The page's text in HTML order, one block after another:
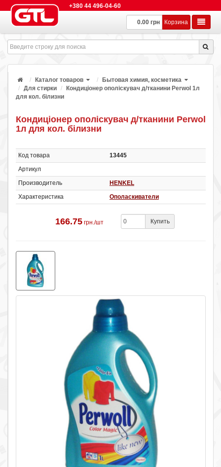
+380 44 496-04-60
0.00 грн Корзина
Каталог товаров
Бытовая химия, косметика
Для стирки
Кондиціонер ополіскувач д/тканини Perwol 1л
для кол. білизни
Кондиціонер ополіскувач д/тканини Perwol
1л для кол. білизни
Код товара
13445
Артикул
Производитель
HENKEL
Характеристика
Ополаскиватели
166.75 грн./шт Купить